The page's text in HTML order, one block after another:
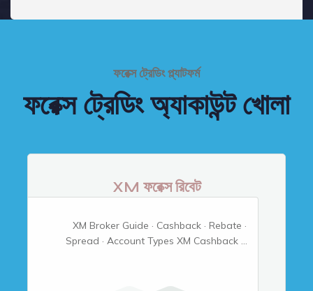
ফরেক্স ট্রেডিং প্ল্যাটফর্ম
ফরেক্স ট্রেডিং অ্যাকাউন্ট খোলা
XM ফরেক্স রিবেট
XM Broker Guide · Cashback · Rebate ·
Spread · Account Types XM Cashback ...